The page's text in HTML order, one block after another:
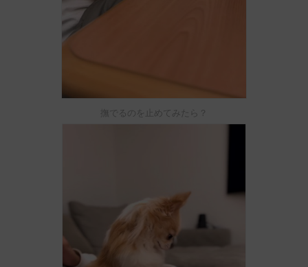
撫でるのを止めてみたら？